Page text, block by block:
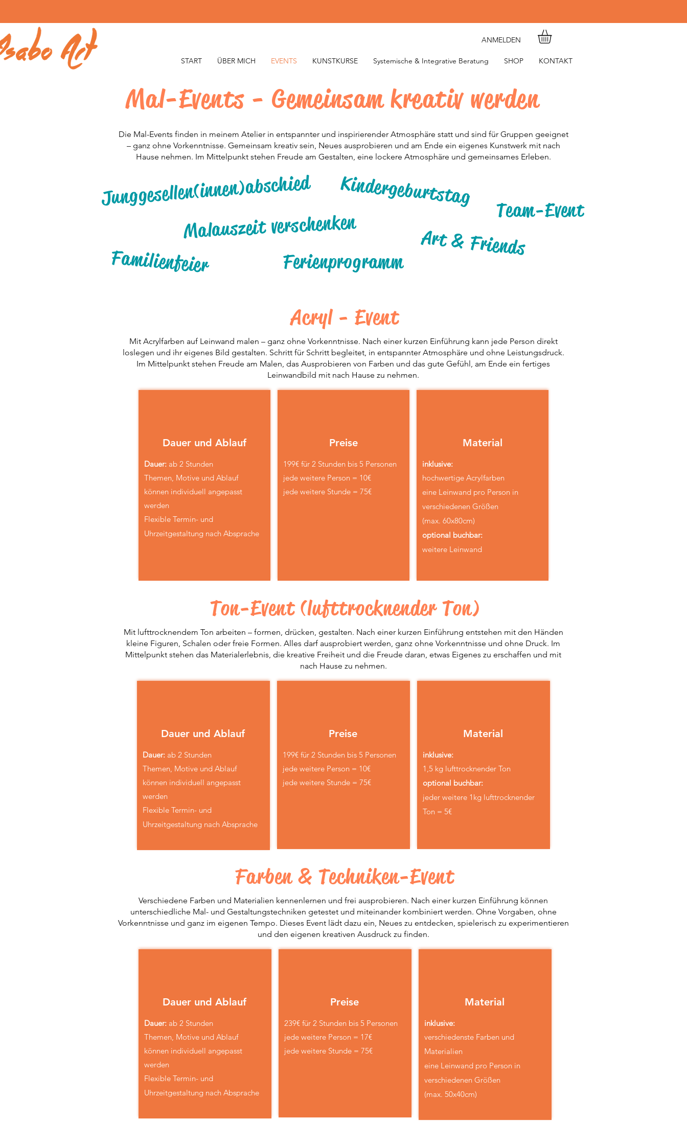
ANMELDEN
START ÜBER MICH EVENTS KUNSTKURSE Systemische & Integrative Beratung SHOP KONTAKT
Mal-Events - Gemeinsam kreativ werden
Die Mal-Events finden in meinem Atelier in entspannter und inspirierender Atmosphäre statt und sind für Gruppen geeignet
– ganz ohne Vorkenntnisse. Gemeinsam kreativ sein, Neues ausprobieren und am Ende ein eigenes Kunstwerk mit nach
Hause nehmen. Im Mittelpunkt stehen Freude am Gestalten, eine lockere Atmosphäre und gemeinsames Erleben.
Junggesellen(innen)abschied Kindergeburtstag
Malauszeit verschenken
Familienfeier
Team-Event
Ferienprogramm
Art & Friends
Acryl - Event
Mit Acrylfarben auf Leinwand malen – ganz ohne Vorkenntnisse. Nach einer kurzen Einführung kann jede Person direkt
loslegen und ihr eigenes Bild gestalten. Schritt für Schritt begleitet, in entspannter Atmosphäre und ohne Leistungsdruck.
Im Mittelpunkt stehen Freude am Malen, das Ausprobieren von Farben und das gute Gefühl, am Ende ein fertiges
Leinwandbild mit nach Hause zu nehmen.
Dauer und Ablauf
Dauer: ab 2 Stunden
Themen, Motive und Ablauf
können individuell angepasst
werden
Flexible Termin- und
Uhrzeitgestaltung nach Absprache
Preise
199€ für 2 Stunden bis 5 Personen
jede weitere Person = 10€
jede weitere Stunde = 75€
Material
inklusive:
hochwertige Acrylfarben
eine Leinwand pro Person in
verschiedenen Größen
(max. 60x80cm)
optional buchbar:
weitere Leinwand
Ton-Event (lufttrocknender Ton)
Mit lufttrocknendem Ton arbeiten – formen, drücken, gestalten. Nach einer kurzen Einführung entstehen mit den Händen
kleine Figuren, Schalen oder freie Formen. Alles darf ausprobiert werden, ganz ohne Vorkenntnisse und ohne Druck. Im
Mittelpunkt stehen das Materialerlebnis, die kreative Freiheit und die Freude daran, etwas Eigenes zu erschaffen und mit
nach Hause zu nehmen.
Dauer und Ablauf
Dauer: ab 2 Stunden
Themen, Motive und Ablauf
können individuell angepasst
werden
Flexible Termin- und
Uhrzeitgestaltung nach Absprache
Preise
199€ für 2 Stunden bis 5 Personen
jede weitere Person = 10€
jede weitere Stunde = 75€
Material
inklusive:
1,5 kg lufttrocknender Ton
optional buchbar:
jeder weitere 1kg lufttrocknender
Ton = 5€
Farben & Techniken-Event
Verschiedene Farben und Materialien kennenlernen und frei ausprobieren. Nach einer kurzen Einführung können
unterschiedliche Mal- und Gestaltungstechniken getestet und miteinander kombiniert werden. Ohne Vorgaben, ohne
Vorkenntnisse und ganz im eigenen Tempo. Dieses Event lädt dazu ein, Neues zu entdecken, spielerisch zu experimentieren
und den eigenen kreativen Ausdruck zu finden.
Dauer und Ablauf
Dauer: ab 2 Stunden
Themen, Motive und Ablauf
können individuell angepasst
werden
Flexible Termin- und
Uhrzeitgestaltung nach Absprache
Preise
239€ für 2 Stunden bis 5 Personen
jede weitere Person = 17€
jede weitere Stunde = 75€
Material
inklusive:
verschiedenste Farben und
Materialien
eine Leinwand pro Person in
verschiedenen Größen
(max. 50x40cm)